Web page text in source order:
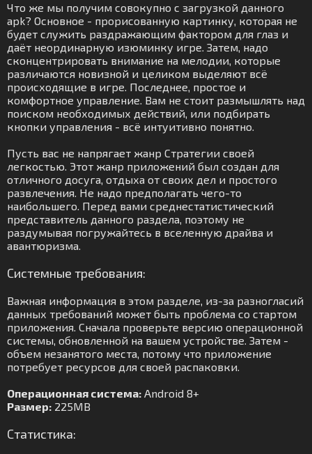
Что же мы получим совокупно с загрузкой данного
apk? Основное - прорисованную картинку, которая не
будет служить раздражающим фактором для глаз и
даёт неординарную изюминку игре. Затем, надо
сконцентрировать внимание на мелодии, которые
различаются новизной и целиком выделяют всё
происходящие в игре. Последнее, простое и
комфортное управление. Вам не стоит размышлять над
поиском необходимых действий, или подбирать
кнопки управления - всё интуитивно понятно.
Пусть вас не напрягает жанр Стратегии своей
легкостью. Этот жанр приложений был создан для
отличного досуга, отдыха от своих дел и простого
развлечения. Не надо предполагать чего-то
наибольшего. Перед вами среднестатистический
представитель данного раздела, поэтому не
раздумывая погружайтесь в вселенную драйва и
авантюризма.
Системные требования:
Важная информация в этом разделе, из-за разногласий
данных требований может быть проблема со стартом
приложения. Сначала проверьте версию операционной
системы, обновленной на вашем устройстве. Затем -
объем незанятого места, потому что приложение
потребует ресурсов для своей распаковки.
Операционная система: Android 8+
Размер: 225MB
Статистика: